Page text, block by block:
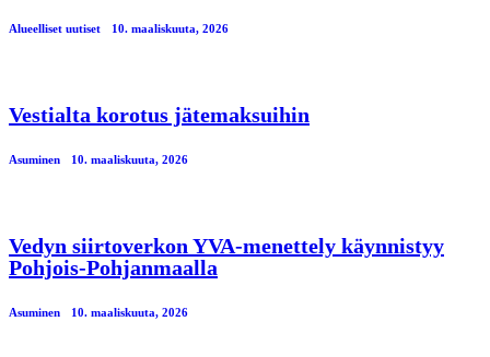
Alueelliset uutiset 10. maaliskuuta, 2026
Vestialta korotus jätemaksuihin
Asuminen 10. maaliskuuta, 2026
Vedyn siirtoverkon YVA-menettely käynnistyy
Pohjois-Pohjanmaalla
Asuminen 10. maaliskuuta, 2026